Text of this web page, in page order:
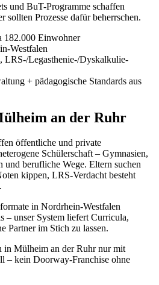
und BuT-Programme schaffen
sollten Prozesse dafür beherrschen.
182.000 Einwohner
Westfalen
LRS-/Legasthenie-/Dyskalkulie-
+ pädagogische Standards aus
an der Ruhr
öffentliche und private
Schülerschaft – Gymnasien,
und berufliche Wege. Eltern suchen
kippen, LRS-Verdacht besteht
in Nordrhein-Westfalen
– unser System liefert Curricula,
Partner im Stich zu lassen.
in Mülheim an der Ruhr nur mit
– kein Doorway-Franchise ohne